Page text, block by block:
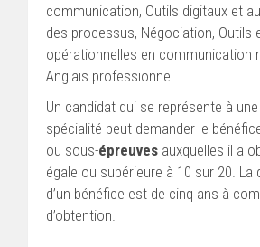
communication, Outils digitaux et
des processus, Négociation, Outils
opérationnelles en communication
Anglais professionnel
Un candidat qui se représente à
spécialité peut demander le
ou sous-épreuves auxquelles il a
égale ou supérieure à 10 sur 20. La
d’un bénéfice est de cinq ans à
d’obtention.